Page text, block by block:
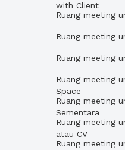
with Client
Ruang meeting
Ruang meeting
Ruang meeting
Ruang meeting
Space
Ruang meeting
Sementara
Ruang meeting
atau CV
Ruang meeting